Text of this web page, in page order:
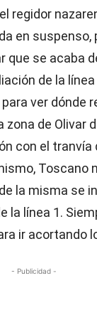
regidor
en suspenso,
que se acaba
de la
ver dónde
zona de Olivar
con el tranvía
Toscano
la misma se
la línea 1.
ir acortando
- Publicidad -